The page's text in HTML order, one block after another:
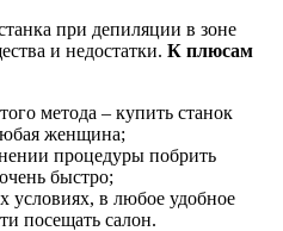
при депиляции в зоне
и недостатки. К плюсам
метода – купить станок
женщина;
процедуры побрить
быстро;
условиях, в любое удобное
посещать салон.